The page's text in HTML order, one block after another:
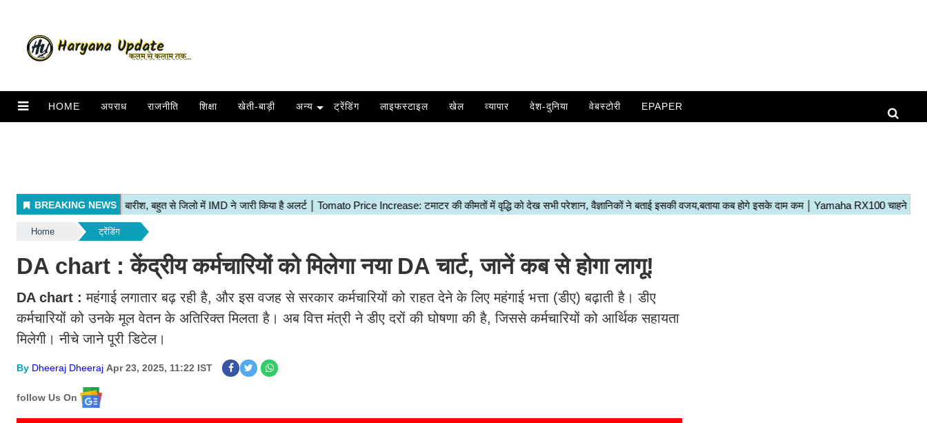
HOME अपराध राजनीति शिक्षा खेती-बाड़ी अन्य ट्रेंडिंग लाइफस्टाइल खेल व्यापार देश-दुनिया वेबस्टोरी EPAPER
Home ट्रेंडिंग
DA chart : केंद्रीय कर्मचारियों को मिलेगा नया DA चार्ट, जानें कब से होगा लागू!
DA chart :महंगाई लगातार बढ़ रही है, और इस वजह से सरकार कर्मचारियों को राहत देने के लिए महंगाई भत्ता (डीए) बढ़ाती है। डीए
कर्मचारियों को उनके मूल वेतन के अतिरिक्त मिलता है। अब वित्त मंत्री ने डीए दरों की घोषणा की है, जिससे कर्मचारियों को आर्थिक सहायता
मिलेगी। नीचे जाने पूरी डिटेल।
By Dheeraj Dheeraj Apr 23, 2025, 11:22 IST
follow Us On